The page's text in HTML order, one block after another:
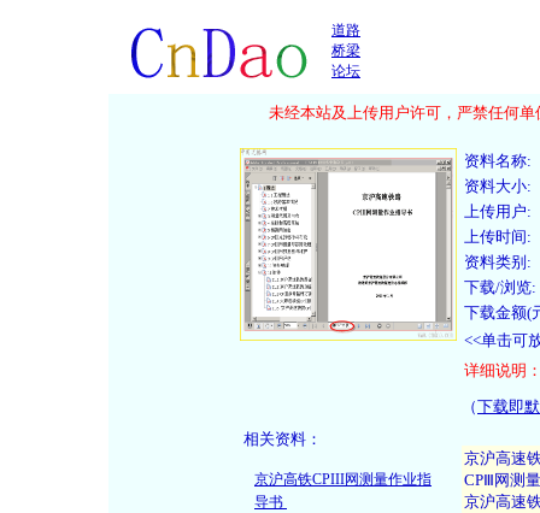
道路
桥梁
论坛
未经本站及上传用户许可，严禁任何单
资料名称:
资料大小:
上传用户:
上传时间:
资料类别:
下载/浏览:
下载金额(
<<单击可
详细说明
（下载即
相关资料：
京沪高铁CPIII网测量作业指
导书